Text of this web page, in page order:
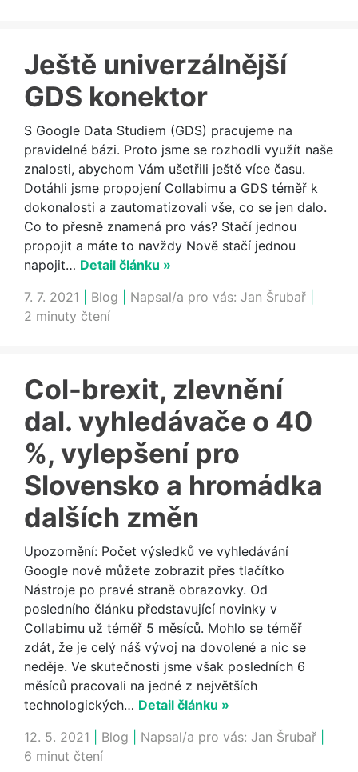
Ještě univerzálnější
GDS konektor
S Google Data Studiem (GDS) pracujeme na
pravidelné bázi. Proto jsme se rozhodli využít naše
znalosti, abychom Vám ušetřili ještě více času.
Dotáhli jsme propojení Collabimu a GDS téměř k
dokonalosti a zautomatizovali vše, co se jen dalo.
Co to přesně znamená pro vás? Stačí jednou
propojit a máte to navždy Nově stačí jednou
napojit… Detail článku »
7. 7. 2021
Blog Napsal/a pro vás: Jan Šrubař
2 minuty čtení
Col-brexit, zlevnění
dal. vyhledávače o 40
%, vylepšení pro
Slovensko a hromádka
dalších změn
Upozornění: Počet výsledků ve vyhledávání
Google nově můžete zobrazit přes tlačítko
Nástroje po pravé straně obrazovky. Od
posledního článku představující novinky v
Collabimu už téměř 5 měsíců. Mohlo se téměř
zdát, že je celý náš vývoj na dovolené a nic se
neděje. Ve skutečnosti jsme však posledních 6
měsíců pracovali na jedné z největších
technologických… Detail článku »
12. 5. 2021
Blog Napsal/a pro vás: Jan Šrubař
6 minut čtení